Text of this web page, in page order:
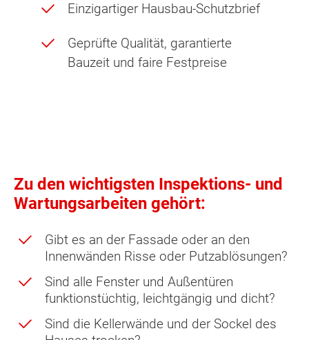
Einzigartiger Hausbau-Schutzbrief
Geprüfte Qualität, garantierte
Bauzeit und faire Festpreise
Zu den wichtigsten Inspektions- und
Wartungsarbeiten gehört:
Gibt es an der Fassade oder an den
Innenwänden Risse oder Putzablösungen?
Sind alle Fenster und Außentüren
funktionstüchtig, leichtgängig und dicht?
Sind die Kellerwände und der Sockel des